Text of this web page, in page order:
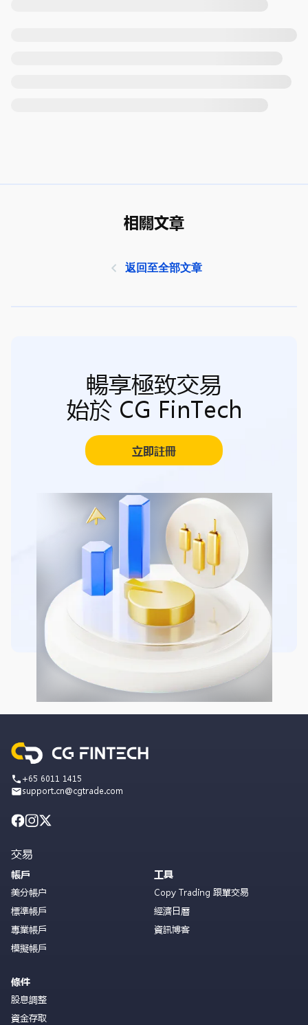
相關文章
返回至全部文章
暢享極致交易
始於 CG FinTech
立即註冊
+65 6011 1415
support.cn@cgtrade.com
交易
帳戶
美分帳户
標準帳戶
專業帳戶
模擬帳戶
條件
股息調整
資金存取
工具
Copy Trading 跟單交易
經濟日曆
資訊博客